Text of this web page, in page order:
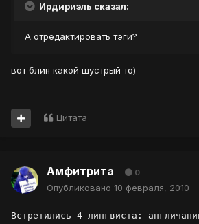
Ирдириэль сказал:
А отредактировать тэги?
вот блин какой шустрый то)
Цитата
Амфитрита 0
Опубликовано 10 февраля, 2010
Встретились 4 лингвиста: